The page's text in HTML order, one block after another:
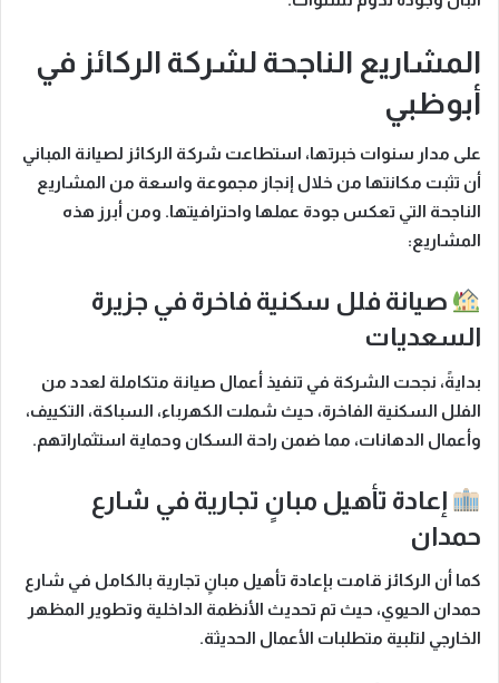
المشاريع الناجحة لشركة الركائز في
أبوظبي
على مدار سنوات خبرتها، استطاعت شركة الركائز لصيانة المباني
أن تثبت مكانتها من خلال إنجاز مجموعة واسعة من المشاريع
الناجحة التي تعكس جودة عملها واحترافيتها. ومن أبرز هذه
المشاريع:
صيانة فلل سكنية فاخرة في جزيرة
السعديات
بدايةً، نجحت الشركة في تنفيذ أعمال صيانة متكاملة لعدد من
الفلل السكنية الفاخرة، حيث شملت الكهرباء، السباكة، التكييف،
وأعمال الدهانات، مما ضمن راحة السكان وحماية استثماراتهم.
إعادة تأهيل مبانٍ تجارية في شارع
حمدان
كما أن الركائز قامت بإعادة تأهيل مبانٍ تجارية بالكامل في شارع
حمدان الحيوي، حيث تم تحديث الأنظمة الداخلية وتطوير المظهر
الخارجي لتلبية متطلبات الأعمال الحديثة.